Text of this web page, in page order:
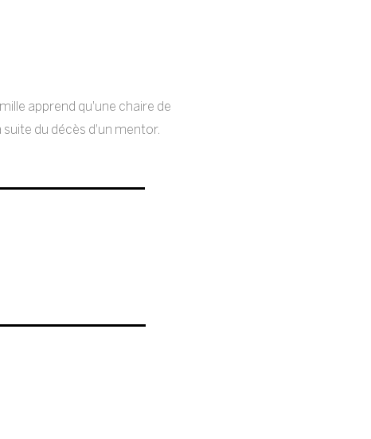
apprend qu'une chaire de
du décès d'un mentor.